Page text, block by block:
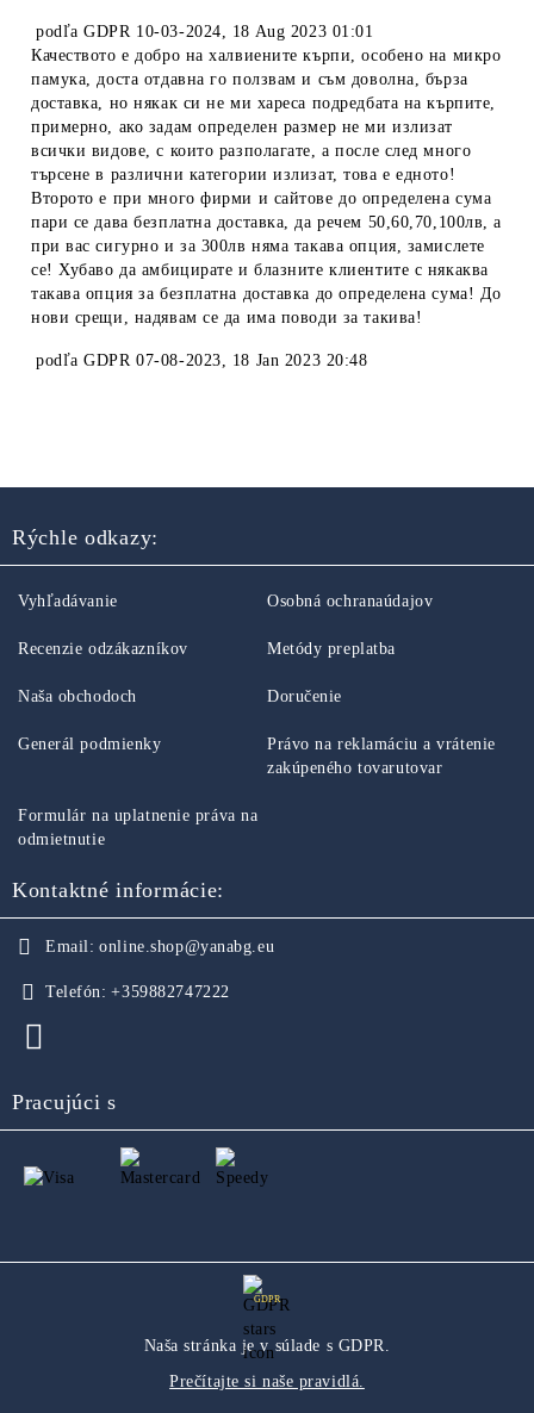
podľaGDPR 10-03-2024, 18 Aug 2023 01:01
Качеството е добро на халвиените кърпи, особено на микро
памука, доста отдавна го ползвам и съм доволна, бърза
доставка, но някак си не ми хареса подредбата на кърпите,
примерно, ако задам определен размер не ми излизат
всички видове, с които разполагате, а после след много
търсене в различни категории излизат, това е едното!
Второто е при много фирми и сайтове до определена сума
пари се дава безплатна доставка, да речем 50,60,70,100лв, а
при вас сигурно и за 300лв няма такава опция, замислете
се! Хубаво да амбицирате и блазните клиентите с някаква
такава опция за безплатна доставка до определена сума! До
нови срещи, надявам се да има поводи за такива!
podľaGDPR 07-08-2023, 18 Jan 2023 20:48
Rýchle odkazy:
Vyhľadávanie
Recenzie odzákazníkov
Naša obchodoch
Generál podmienky
Osobná ochranaúdajov
Metódy preplatba
Doručenie
Právo na reklamáciu a vrátenie
zakúpeného tovarutovar
Formulár na uplatnenie práva na
odmietnutie
Kontaktné informácie:
Email: online.shop@yanabg.eu
Telefón: +359882747222
Pracujúci s
GDPR
Naša stránka je v súlade s GDPR.
Prečítajte si naše pravidlá.